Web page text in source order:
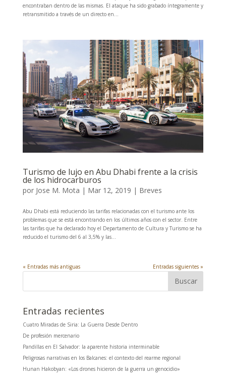
encontraban dentro de las mismas. El ataque ha sido grabado íntegramente y
retransmitido a través de un directo en...
Turismo de lujo en Abu Dhabi frente a la crisis
de los hidrocarburos
por Jose M. Mota | Mar 12, 2019 | Breves
Abu Dhabi está reduciendo las tarifas relacionadas con el turismo ante los
problemas que se está encontrando en los últimos años con el sector. Entre
las tarifas que ha declarado hoy el Departamento de Cultura y Turismo se ha
reducido el turismo del 6 al 3,5% y las...
« Entradas más antiguas Entradas siguientes »
Entradas recientes
Cuatro Miradas de Siria: La Guerra Desde Dentro
De profesión mercenario
Pandillas en El Salvador: la aparente historia interminable
Peligrosas narrativas en los Balcanes: el contexto del rearme regional
Hunan Hakobyan: «Los drones hicieron de la guerra un genocidio»